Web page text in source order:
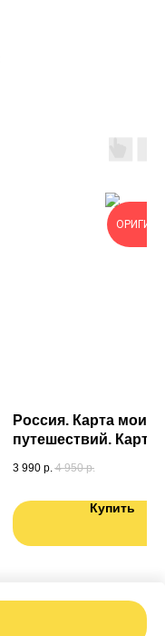
Россия. Карта моих
путешествий. Карта
специально для
3 990 р. 4 950 р.
Купить